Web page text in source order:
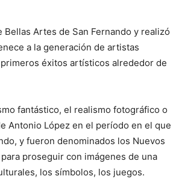
Artes de San Fernando y realizó
a la generación de artistas
éxitos artísticos alrededor de
fantástico, el realismo fotográfico o
Antonio López en el período en el que
y fueron denominados los Nuevos
proseguir con imágenes de una
los símbolos, los juegos.